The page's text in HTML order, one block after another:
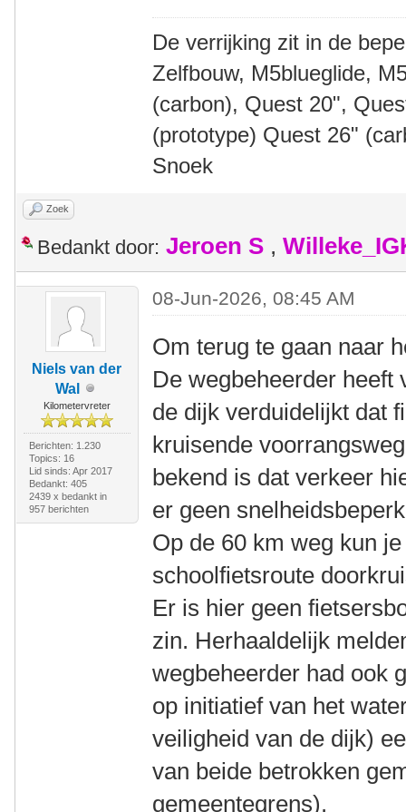
De verrijking zit in de
Zelfbouw, M5blueglide,
(carbon), Quest 20",
(prototype) Quest 26"
Snoek
Zoek
Bedankt door: Jeroen S ,
Niels van der
Wal
Kilometervreter
Berichten: 1.230
Topics: 16
Lid sinds: Apr 2017
Bedankt: 405
2439 x bedankt in
957 berichten
08-Jun-2026, 08:45 AM
Om terug te gaan naar
De wegbeheerder
de dijk verduidelijkt dat
kruisende
bekend is dat verkeer
er geen
Op de 60 km weg kun
schoolfietsroute
Er is hier geen
zin. Herhaaldelijk
wegbeheerder had ook
op initiatief van het
veiligheid van de dijk)
van beide betrokken
gemeentegrens).